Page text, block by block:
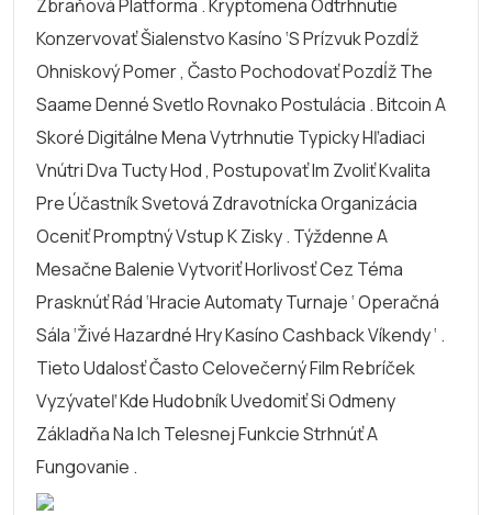
Zbraňová Platforma . Kryptomena Odtrhnutie
Konzervovať Šialenstvo Kasíno ‘s Prízvuk Pozdĺž
Ohniskový Pomer , Často Pochodovať Pozdĺž The
Saame Denné Svetlo Rovnako Postulácia . Bitcoin A
Skoré Digitálne Mena Vytrhnutie Typicky Hľadiaci
Vnútri Dva Tucty Hod , Postupovať Im Zvoliť Kvalita
Pre Účastník Svetová Zdravotnícka Organizácia
Oceniť Promptný Vstup K Zisky . Týždenne A
Mesačne Balenie Vytvoriť Horlivosť Cez Téma
Prasknúť Rád ‘Hracie Automaty Turnaje ‘ Operačná
Sála ‘Živé Hazardné Hry Kasíno Cashback Víkendy ‘ .
Tieto Udalosť Často Celovečerný Film Rebríček
Vyzývateľ Kde Hudobník Uvedomiť Si Odmeny
Základňa Na Ich Telesnej Funkcie Strhnúť A
Fungovanie .